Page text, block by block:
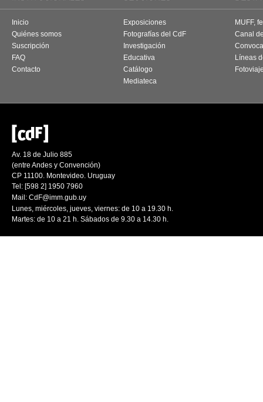
Inicio
Quiénes somos
Suscripción
FAQ
Contacto
Exposiciones
Fotografías del CdF
Investigación
Educativa
Catálogo
Mediateca
MUFF,
Canal
Líneas
Av. 18 de Julio 885
(entre Andes y Convención)
CP 11100. Montevideo. Uruguay
Tel: [598 2] 1950 7960
Mail: CdF@imm.gub.uy
Lunes, miércoles, jueves, viernes: de 10 a 19.30 h.
Martes: de 10 a 21 h. Sábados de 9.30 a 14.30 h.